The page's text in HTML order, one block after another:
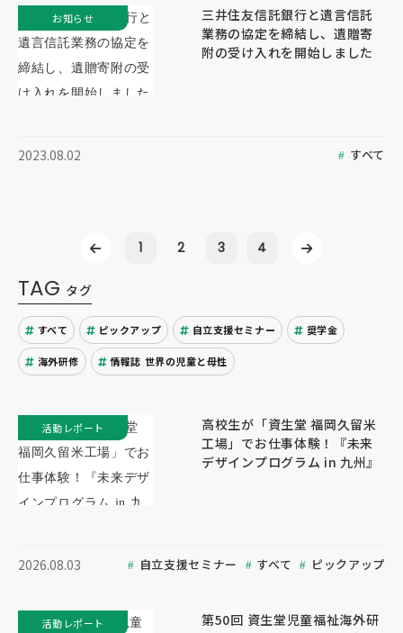
三井住友信託銀行と遺言信託
業務の協定を締結し、遺贈寄
附の受け入れを開始しました
2023.08.02 すべて
お知らせ
1 2 3 4
TAG タグ
すべて ピックアップ 自立支援セミナー 奨学金
海外研修 情報誌 世界の児童と母性
高校生が「資生堂 福岡久留米
工場」でお仕事体験！『未来
デザインプログラム in 九州』
2026.08.03 自立支援セミナー すべて ピックアップ
活動レポート
第50回 資生堂児童福祉海外研
活動レポート